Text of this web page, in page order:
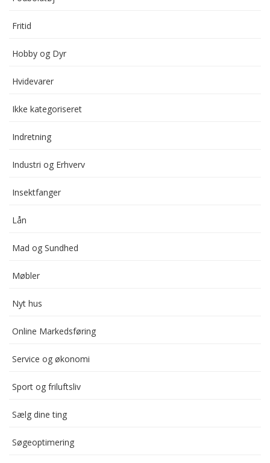
Fritid
Hobby og Dyr
Hvidevarer
Ikke kategoriseret
Indretning
Industri og Erhverv
Insektfanger
Lån
Mad og Sundhed
Møbler
Nyt hus
Online Markedsføring
Service og økonomi
Sport og friluftsliv
Sælg dine ting
Søgeoptimering